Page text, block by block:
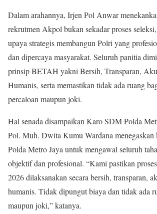
Dalam arahannya, Irjen Pol Anwar
rekrutmen Akpol bukan sekadar proses
upaya strategis membangun Polri yang
dan dipercaya masyarakat. Seluruh panitia
prinsip BETAH yakni Bersih, Transparan,
Humanis, serta memastikan tidak ada ruang
percaloan maupun joki.
Hal senada disampaikan Karo SDM Polda
Pol. Muh. Dwita Kumu Wardana menegaskan
Polda Metro Jaya untuk mengawal seluruh
objektif dan profesional. “Kami pastikan
2026 dilaksanakan secara bersih, transparan,
humanis. Tidak dipungut biaya dan tidak ada
maupun joki,” katanya.